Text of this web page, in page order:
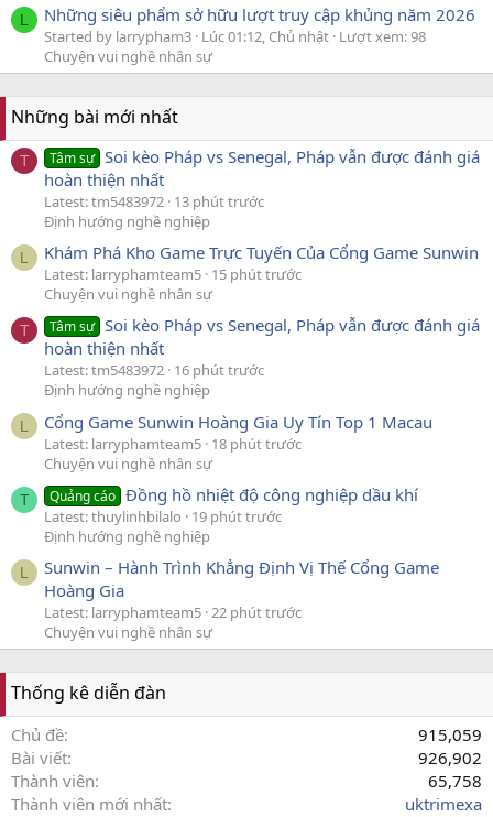
L Những siêu phẩm sở hữu lượt truy cập khủng năm 2026
Started by larrypham3 Lúc 01:12, Chủ nhật Lượt xem: 98
Chuyện vui nghề nhân sự
Những bài mới nhất
T Tâm sự Soi kèo Pháp vs Senegal, Pháp vẫn được đánh giá
hoàn thiện nhất
Latest: tm5483972 13 phút trước
Định hướng nghề nghiệp
L Khám Phá Kho Game Trực Tuyến Của Cổng Game Sunwin
Latest: larryphamteam5 15 phút trước
Chuyện vui nghề nhân sự
T Tâm sự Soi kèo Pháp vs Senegal, Pháp vẫn được đánh giá
hoàn thiện nhất
Latest: tm5483972 16 phút trước
Định hướng nghề nghiệp
L Cổng Game Sunwin Hoàng Gia Uy Tín Top 1 Macau
Latest: larryphamteam5 18 phút trước
Chuyện vui nghề nhân sự
T Quảng cáo Đồng hồ nhiệt độ công nghiệp dầu khí
Latest: thuylinhbilalo
19 phút trước
Định hướng nghề nghiệp
L
Sunwin – Hành Trình Khẳng Định Vị Thế Cổng Game
Hoàng Gia
Latest: larryphamteam5 22 phút trước
Chuyện vui nghề nhân sự
Thống kê diễn đàn
Chủ đề
915,059
Bài viết
926,902
Thành viên
65,758
Thành viên mới nhất
uktrimexa